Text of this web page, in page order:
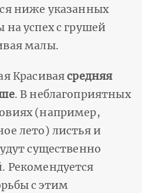
ниже указанных
успех с грушей
малы.
Красиваясредняя
. В неблагоприятных
(например,
лето) листья и
существенно
Рекомендуется
с этим